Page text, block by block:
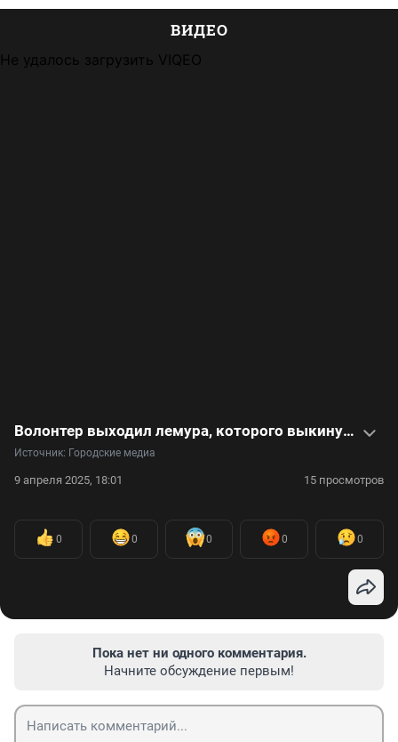
ВИДЕО
Не удалось загрузить VIQEO
Волонтер выходил лемура, которого выкинули на улицу в мороз. Видео
Источник: Городские медиа
9 апреля 2025, 18:01 15 просмотров
0 0 0 0 0
Пока нет ни одного комментария.
Начните обсуждение первым!